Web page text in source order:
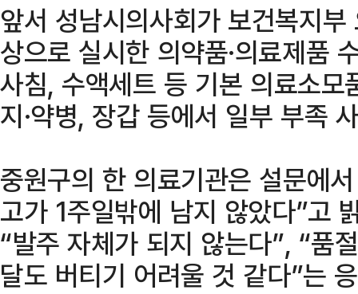
앞서 성남시의사회가 보건복지
상으로 실시한 의약품·의료제품
사침, 수액세트 등 기본 의료소
지·약병, 장갑 등에서 일부 부족
중원구의 한 의료기관은 설문에
고가 1주일밖에 남지 않았다”고
“발주 자체가 되지 않는다”, “품
달도 버티기 어려울 것 같다”는